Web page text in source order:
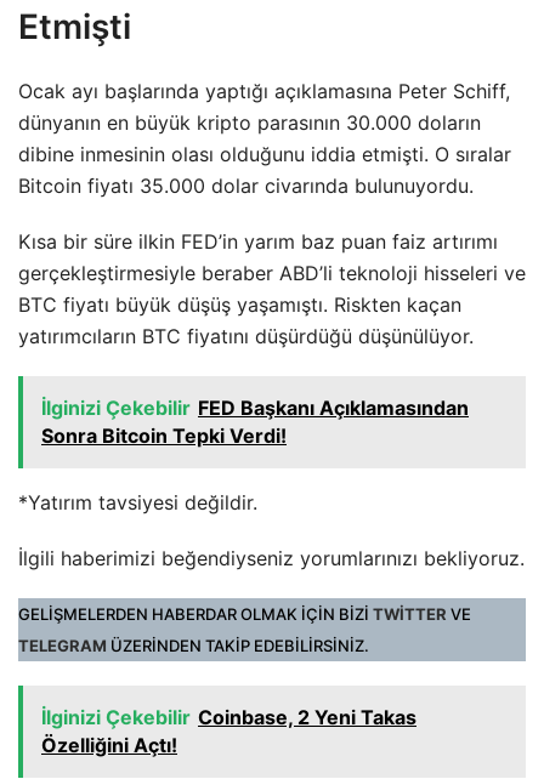
Etmişti
Ocak ayı başlarında yaptığı açıklamasına Peter Schiff,
dünyanın en büyük kripto parasının 30.000 doların
dibine inmesinin olası olduğunu iddia etmişti. O sıralar
Bitcoin fiyatı 35.000 dolar civarında bulunuyordu.
Kısa bir süre ilkin FED’in yarım baz puan faiz artırımı
gerçekleştirmesiyle beraber ABD’li teknoloji hisseleri ve
BTC fiyatı büyük düşüş yaşamıştı. Riskten kaçan
yatırımcıların BTC fiyatını düşürdüğü düşünülüyor.
İlginizi Çekebilir FED Başkanı Açıklamasından
Sonra Bitcoin Tepki Verdi!
*Yatırım tavsiyesi değildir.
İlgili haberimizi beğendiyseniz yorumlarınızı bekliyoruz.
GELİŞMELERDEN HABERDAR OLMAK İÇİN BİZİ TWİTTER VE
TELEGRAM ÜZERİNDEN TAKİP EDEBİLİRSİNİZ.
İlginizi Çekebilir Coinbase, 2 Yeni Takas
Özelliğini Açtı!